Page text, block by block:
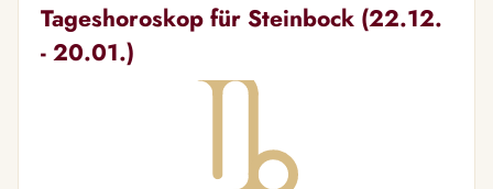
Tageshoroskop für Steinbock (22.12.
- 20.01.)